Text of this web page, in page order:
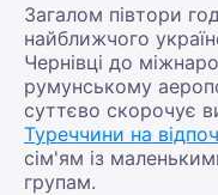
Загалом півтори
найближчого
Чернівці до
румунському
суттєво скорочує
Туреччини на
сім'ям із
групам.